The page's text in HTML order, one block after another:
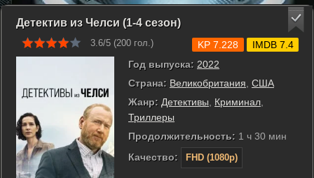
Детектив из Челси (1-4 сезон)
3.6/5 (200 гол.)
Год выпуска: 2022
Страна: Великобритания США
Жанр: Детективы Криминал
Триллеры
Продолжительность: 1 ч 30 мин
Качество:
FHD (1080p)
KP 7.228 IMDB 7.4